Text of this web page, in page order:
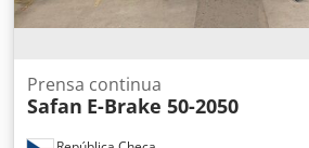
Prensa continua
Safan E-Brake 50-2050